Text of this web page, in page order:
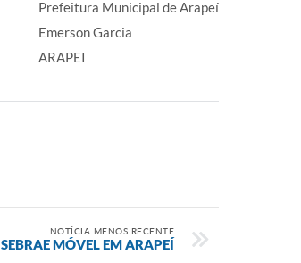
Prefeitura Municipal de Arapeí
Emerson Garcia
ARAPEI
NOTÍCIA MENOS RECENTE
SEBRAE MÓVEL EM ARAPEÍ